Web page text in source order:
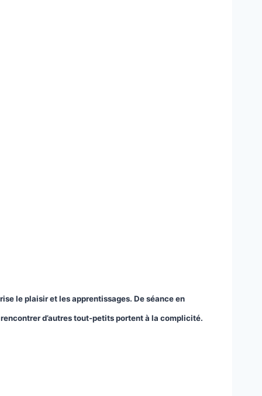
le plaisir et les apprentissages. De séance en
d’autres tout-petits portent à la complicité.